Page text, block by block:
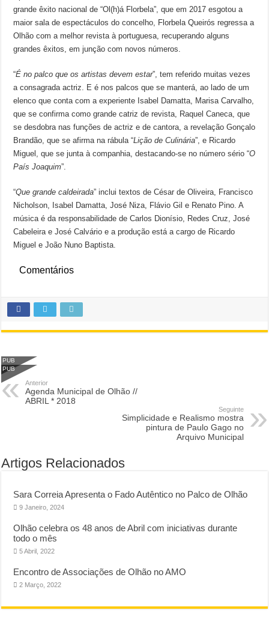
grande êxito nacional de “Ol(h)á Florbela”, que em 2017 esgotou a
maior sala de espectáculos do concelho, Florbela Queirós regressa a
Olhão com a melhor revista à portuguesa, recuperando alguns
grandes êxitos, em junção com novos números.
“É no palco que os artistas devem estar”, tem referido muitas vezes
a consagrada actriz. E é nos palcos que se manterá, ao lado de um
elenco que conta com a experiente Isabel Damatta, Marisa Carvalho,
que se confirma como grande catriz de revista, Raquel Caneca, que
se desdobra nas funções de actriz e de cantora, a revelação Gonçalo
Brandão, que se afirma na rábula “Lição de Culinária”, e Ricardo
Miguel, que se junta à companhia, destacando-se no número sério “O
País Joaquim”.
“Que grande caldeirada” inclui textos de César de Oliveira, Francisco
Nicholson, Isabel Damatta, José Niza, Flávio Gil e Renato Pino. A
música é da responsabilidade de Carlos Dionísio, Redes Cruz, José
Cabeleira e José Calvário e a produção está a cargo de Ricardo
Miguel e João Nuno Baptista.
Comentários
PUB
PUB
Anterior
Agenda Municipal de Olhão //
ABRIL * 2018
Seguinte
Simplicidade e Realismo mostra
pintura de Paulo Gago no
Arquivo Municipal
Artigos Relacionados
Sara Correia Apresenta o Fado Autêntico no Palco de Olhão
9 Janeiro, 2024
Olhão celebra os 48 anos de Abril com iniciativas durante
todo o mês
5 Abril, 2022
Encontro de Associações de Olhão no AMO
2 Março, 2022